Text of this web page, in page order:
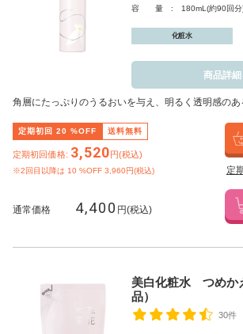
容 量 : 180mL(約90回分
化粧水
商品詳
角層にたっぷりのうるおいを与え、明るく透明感のあ
定期初回 20 %OFF 送料無料
定期初回価格: 3,520円(税込)
※2回目以降は 10 %OFF 3,960円(税込) 定
通常価格 4,400 円(税込)
美白化粧水 つめか
品）
30件